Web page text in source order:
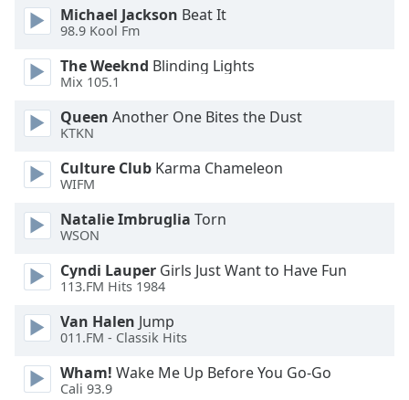
Background
Color
Opacity
Caption
Area
Background
Michael Jackson Beat It
98.9 Kool Fm
The Weeknd Blinding Lights
Mix 105.1
Queen Another One Bites the Dust
KTKN
Culture Club Karma Chameleon
WIFM
Natalie Imbruglia Torn
WSON
Cyndi Lauper Girls Just Want to Have Fun
113.FM Hits 1984
Van Halen Jump
011.FM - Classik Hits
Wham! Wake Me Up Before You Go-Go
Cali 93.9